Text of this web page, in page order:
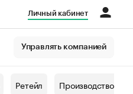
Личный кабинет
Управлять компанией
Ретейл Производство